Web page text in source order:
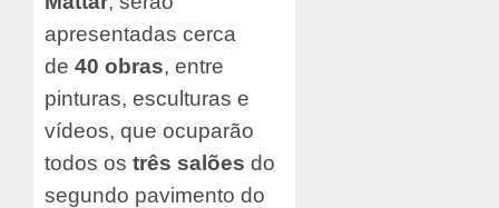
apresentadas cerca
de 40 obras, entre
pinturas, esculturas e
vídeos, que ocuparão
todos os três salões do
segundo pavimento do